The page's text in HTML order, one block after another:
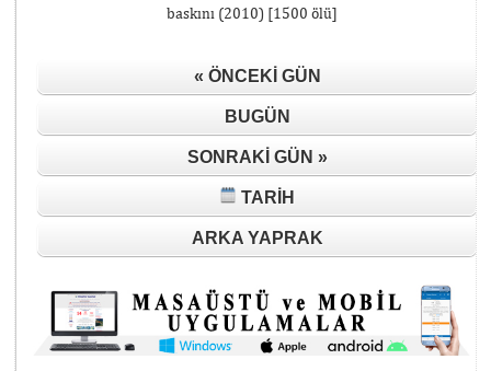
baskını (2010) [1500 ölü]
« ÖNCEKI GÜN
BUGÜN
SONRAKI GÜN »
TARIH
ARKA YAPRAK